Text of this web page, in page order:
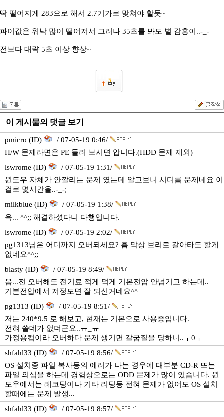
딱 떨어지게 283으로 해서 2.7기가로 맞쳐야 할듯~
파이값은 워낙 많이 떨어져서 그러나 35초를 봐도 별 감흥이..-_-
전보다 대략 5초 이상 향상~
5
이 게시물의 댓글 보기
pmicro (ID)
/ 07-05-19 0:46/
H/W 문제라면은 PE 돌려 보시면 압니다.(HDD 문제 제외)
lswrome (ID)
/ 07-05-19 1:31/
윈도우 자체가 안깔리는 문제 였는데 알고보니 시디롬 문제네요 이
걸로 몇시간을..-_-;
milkblue (ID)
/ 07-05-19 1:38/
윽... ^^;; 해결하셨다니 다행입니다.
lswrome (ID)
/ 07-05-19 2:02/
pg1313님은 어디까지 오버되세요? 흠 막상 브리로 갈아타도 할게
없네요^^;;
blasty (ID)
/ 07-05-19 8:49/
음...전 오버해도 전기료 적게 먹게 기본전압 안넘기고 하는데..
기본전압에서 저정도면 잘 되신거네요^^
pg1313 (ID)
/ 07-05-19 8:51/
저는 240*9.5 로 해보고, 현재는 기본으로 사용중입니다.
전혀 쓸데가 없더군요..ㅠ_ㅠ
가정용컴이라 오버하다 문제 생기면 갈굼질을 당하니..ㅜ0ㅜ
shfahl33 (ID)
/ 07-05-19 8:56/
OS 설치중 파일 복사등의 에러가 나는 경우에 대부분 CD-R 또는
파일 의심을 하는데 경험상으로는 ODD 문제가 많이 있습니다. 윈
도우에서는 레코딩이나 기타 리딩등 전혀 문제가 없어도 OS 설치
할때에는 문제 발생...
shfahl33 (ID)
/ 07-05-19 8:57/